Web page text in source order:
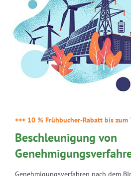
+++ 10 % Frühbucher-Rabatt bis zum
Beschleunigung von
Genehmigungsverfahren nach dem